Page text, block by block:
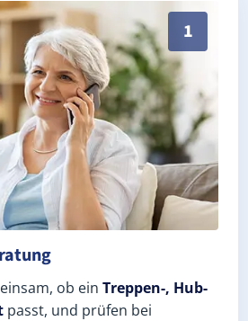
1
Beratung in Brück 14822
ob ein Treppen-, Hub-
passt, und prüfen bei